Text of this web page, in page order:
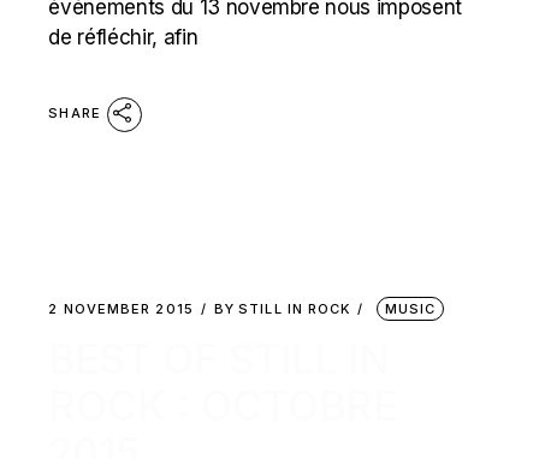
événements du 13 novembre nous imposent
de réfléchir, afin
SHARE
2 NOVEMBER 2015 BY STILL IN ROCK MUSIC